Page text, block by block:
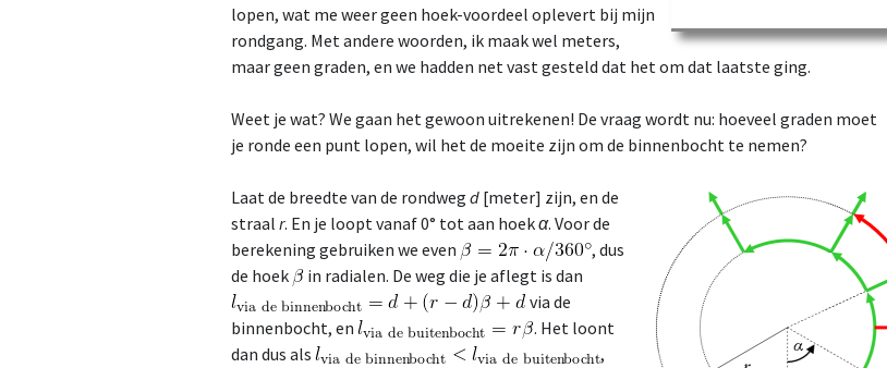
lopen, wat me weer geen hoek-voordeel oplevert bij mijn
rondgang. Met andere woorden, ik maak wel meters,
maar geen graden, en we hadden net vast gesteld dat het om dat laatste ging.
Weet je wat? We gaan het gewoon uitrekenen! De vraag wordt nu: hoeveel graden moet
je ronde een punt lopen, wil het de moeite zijn om de binnenbocht te nemen?
Laat de breedte van de rondweg d [meter] zijn, en de
straal r. En je loopt vanaf 0° tot aan hoekα. Voor de
berekening gebruiken we even
, dus
de hoek
in radialen. De weg die je aflegt is dan
via de
binnenbocht, en
. Het loont
dan dus als
,